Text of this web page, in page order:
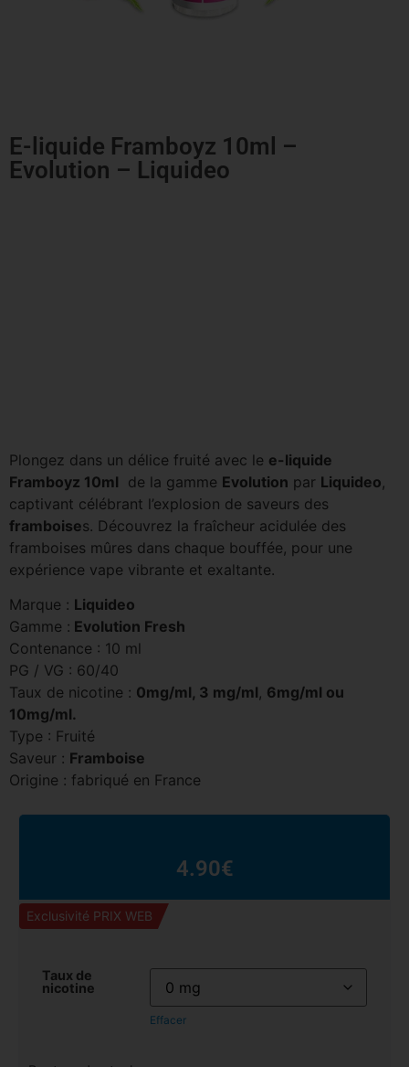
E-liquide Framboyz 10ml –
Evolution – Liquideo
Plongez dans un délice fruité avec le e-liquide
Framboyz 10ml de la gamme Evolution par Liquideo,
captivant célébrant l’explosion de saveurs des
framboises. Découvrez la fraîcheur acidulée des
framboises mûres dans chaque bouffée, pour une
expérience vape vibrante et exaltante.
Marque : Liquideo
Gamme : Evolution Fresh
Contenance : 10 ml
PG / VG : 60/40
Taux de nicotine : 0mg/ml, 3 mg/ml, 6mg/ml ou
10mg/ml.
Type : Fruité
Saveur : Framboise
Origine : fabriqué en France
4.90€
Exclusivité PRIX WEB
Taux de
nicotine
Effacer